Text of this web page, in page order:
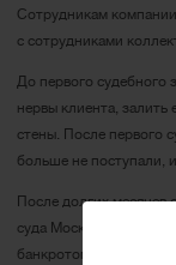
Сотрудникам
с сотрудниками
До первого судебного
нервы клиента,
стены. После первого
больше не поступали,
После долгих
суда Московской
банкротом и